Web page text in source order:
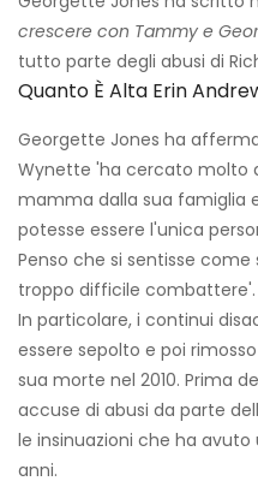
crescere con Tammy e
tutto parte degli abusi di
Quanto È Alta Erin
Georgette Jones ha
Wynette 'ha cercato molto
mamma dalla sua famiglia
potesse essere l'unica
Penso che si sentisse
troppo difficile combattere'.
In particolare, i continui
essere sepolto e poi
sua morte nel 2010. Prima
accuse di abusi da parte
le insinuazioni che ha
anni.